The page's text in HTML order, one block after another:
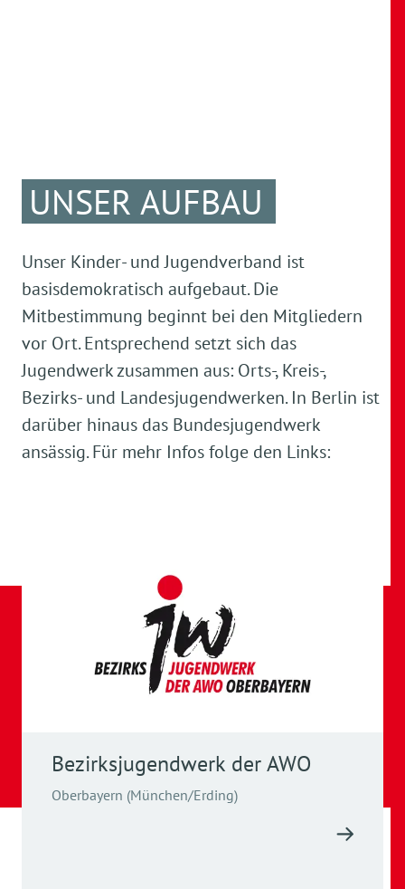
UNSER AUFBAU
Unser Kinder- und Jugendverband ist
basisdemokratisch aufgebaut. Die
Mitbestimmung beginnt bei den Mitgliedern
vor Ort. Entsprechend setzt sich das
Jugendwerk zusammen aus: Orts-, Kreis-,
Bezirks- und Landesjugendwerken. In Berlin ist
darüber hinaus das Bundesjugendwerk
ansässig. Für mehr Infos folge den Links:
Bezirksjugendwerk der AWO
Oberbayern (München/Erding)